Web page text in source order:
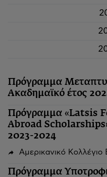
Πρόγραμμα
Ακαδημαϊκό έτος
Πρόγραμμα «Latsis
Abroad
2023-2024
Αμερικανικό Κολλέγιο
Πρόγραμμα